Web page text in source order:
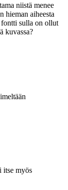
niistä menee
hieman aiheesta
sulla on ollut
kuvassa?
itse myös